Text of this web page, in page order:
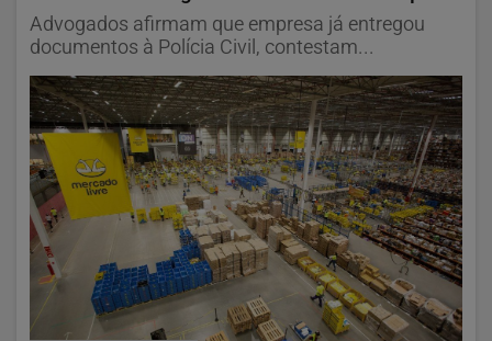
Advogados afirmam que empresa já entregou
documentos à Polícia Civil, contestam...